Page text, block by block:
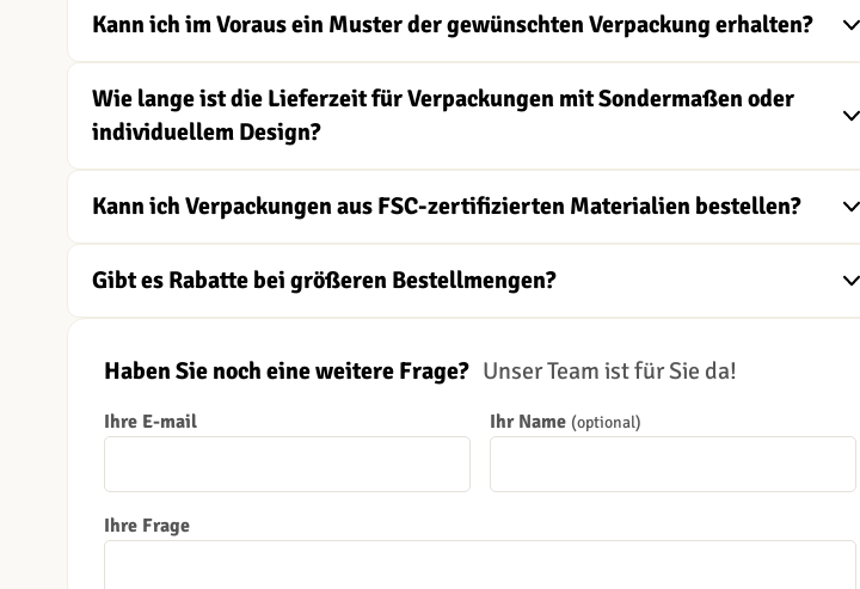
Kann ich im Voraus ein Muster der gewünschten Verpackung erhalten?
Wie lange ist die Lieferzeit für Verpackungen mit Sondermaßen oder
individuellem Design?
Kann ich Verpackungen aus FSC-zertifizierten Materialien bestellen?
Gibt es Rabatte bei größeren Bestellmengen?
Haben Sie noch eine weitere Frage? Unser Team ist für Sie da!
Ihre E-mail Ihr Name (optional)
Ihre Frage